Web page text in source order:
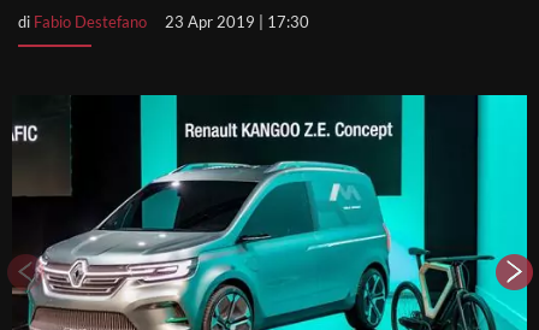
di Fabio Destefano 23 Apr 2019 | 17:30